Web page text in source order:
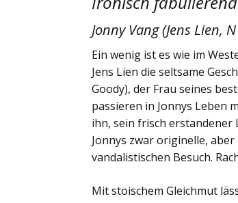
Jonny Vang (Jens Lien,
Ein wenig ist es wie im
Jens Lien die seltsame
Goody), der Frau seines
passieren in Jonnys Leben
ihn, sein frisch
Jonnys zwar originelle,
vandalistischen Besuch.
Mit stoischem Gleichmut